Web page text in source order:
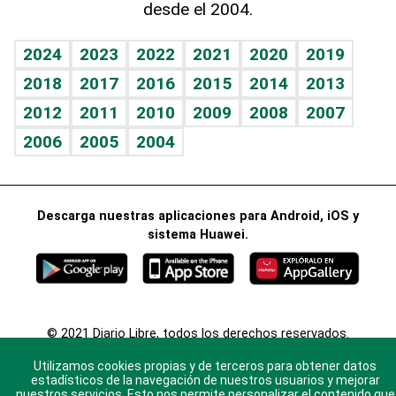
Vida y familia
Eñe
Celebrando la vida
Sin complejos
En pocas palabras
Escuchando al corazón
Economía Personal
TBT Deportivo
Guía del dinero
Horóscopos
Juegos
desde el 2004.
2024 2023 2022 2021 2020
2019
2018
2017 2016 2015 2014
2013
2012
2011 2010 2009 2008
2007
2006
2005 2004
Descarga nuestras aplicaciones para Android, iOS y
sistema Huawei.
© 2021 Diario Libre, todos los derechos reservados.
nosotros y conoce más sobre Diario Libre
Utilizamos cookies propias y de terceros para obtener datos
estadísticos de la navegación de nuestros usuarios y mejorar